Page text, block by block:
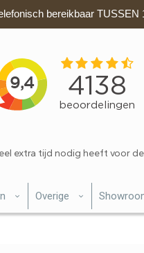
bereikbaar TUSSEN
extra tijd nodig heeft voor
Overige